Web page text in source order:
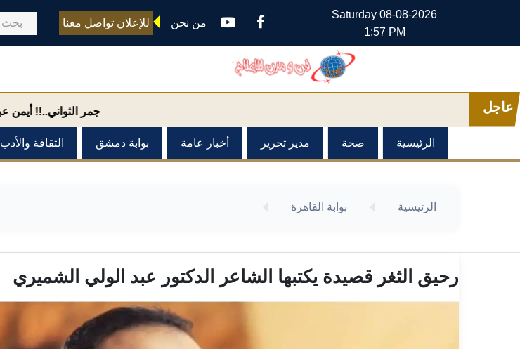
Saturday 08-08-2026
1:57 PM
من نحن للإعلان تواصل معنا
عاجل جمر الثواني..!! أيمن عبد الحق
الرئيسية صحة مدير تحرير أخبار عامة بوابة دمشق الثقافة والأدب
الرئيسية بوابة القاهرة
رحيق الثغر قصيدة يكتبها الشاعر الدكتور عبد الولي الشميري